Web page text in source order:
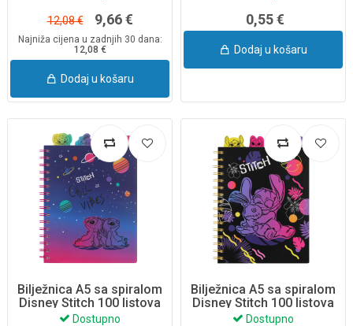
12,08 € 9,66 €
Najniža cijena u zadnjih 30 dana:
12,08 €
Dodaj u košaru
0,55 €
Dodaj u košaru
Bilježnica A5 sa spiralom
Disney Stitch 100 listova
91736PTR
Dostupno
Bilježnica A5 sa spiralom
Disney Stitch 100 listova
91743PTR
Dostupno